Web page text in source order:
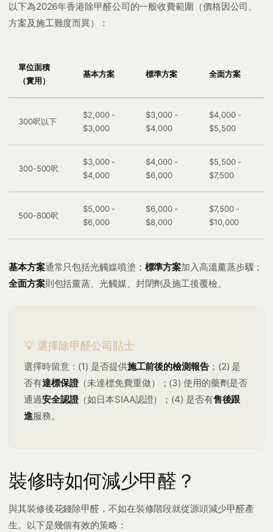
以下為2026年香港除甲醛公司的一般收費範圍（價格因公司、
方案及施工難度而異）：
單位面積
（實用）
基本方案 標準方案 全面方案
300呎以下
$2,000 -
$3,000
$3,000 -
$4,000
$4,000 -
$5,500
300-500呎
$3,000 -
$4,000
$4,000 -
$6,000
$5,500 -
$7,500
500-800呎
$5,000 -
$6,000
$6,000 -
$8,000
$7,500 -
$10,000
基本方案通常只包括光觸媒噴塗； 標準方案加入高溫薰蒸步驟；
全面方案則包括薰蒸、光觸媒、封閉劑及施工後覆檢。
💡 選擇除甲醛公司貼士
選擇時留意：(1) 是否提供施工前後的檢測報告；(2) 是
否有達標保證（未達標免費重做）；(3) 使用的藥劑是否
通過安全認證（如日本SIAA認證）；(4) 是否有售後跟
進服務。
裝修時如何減少甲醛？
與其裝修後花錢除甲醛，不如在裝修階段就從源頭減少甲醛產
生。以下是幾個有效的策略：